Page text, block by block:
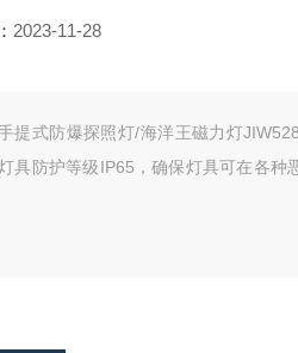
2023-11-28
提式防爆探照灯/海洋王磁力灯
具防护等级IP65，确保灯具可在各种